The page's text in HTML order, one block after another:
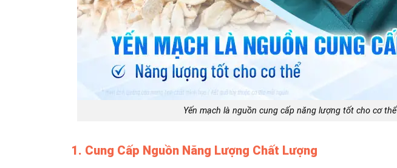
Yến mạch là nguồn cung cấp năng lượng tốt cho cơ thể
1. Cung Cấp Nguồn Năng Lượng Chất Lượng